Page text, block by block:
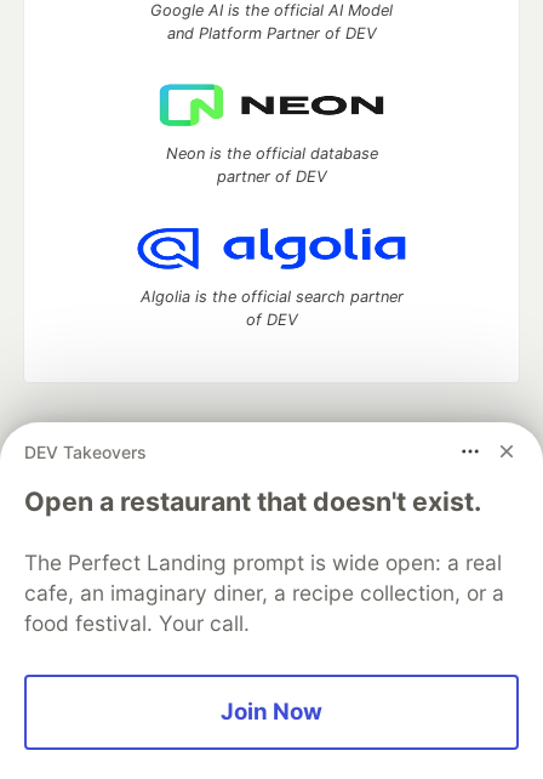
DEV Takeovers
Open a restaurant that doesn't exist.
The Perfect Landing prompt is wide open: a real
cafe, an imaginary diner, a recipe collection, or a
food festival. Your call.
Join Now
Google AI is the official AI Model
and Platform Partner of DEV
Neon is the official database
partner of DEV
Algolia is the official search partner
of DEV
development and manage your software career
DEV Education Tracks
DEV Help
Advertise on DEV
Free Postgres Database
DEV Shop
MLH
Code of Conduct
Privacy Policy
Terms of Use
Built on
Forem— the open source software that powers
and other inclusive communities.